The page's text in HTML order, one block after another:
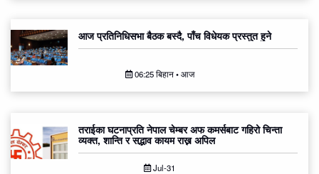
आज प्रतिनिधिसभा बैठक बस्दै, पाँच विधेयक प्रस्तुत हुने
06:25 बिहान • आज
तराईका घटनाप्रति नेपाल चेम्बर अफ कमर्सबाट गहिरो चिन्ता
व्यक्त, शान्ति र सद्भाव कायम राख्न अपिल
Jul-31